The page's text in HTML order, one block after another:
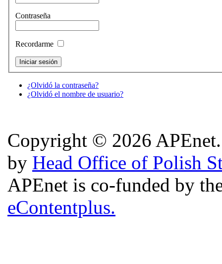
Contraseña
Recordarme
¿Olvidó la contraseña?
¿Olvidó el nombre de usuario?
Copyright © 2026
by Head Office of Polish
APEnet is co-funded by
eContentplus.